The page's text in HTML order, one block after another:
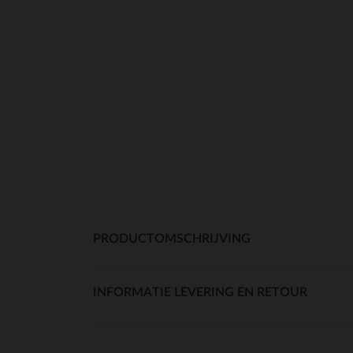
PRODUCTOMSCHRIJVING
INFORMATIE LEVERING EN RETOUR